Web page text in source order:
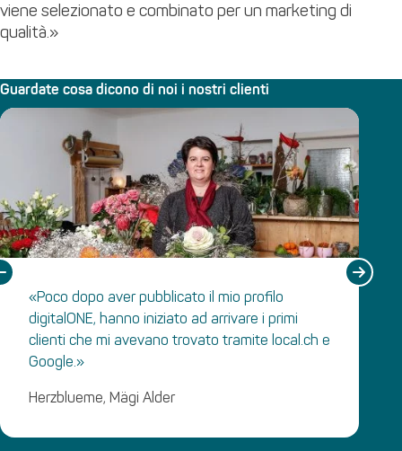
viene selezionato e combinato per un marketing di
qualità.»
Guardate cosa dicono di noi i nostri clienti
«Poco dopo aver pubblicato il mio profilo
digitalONE, hanno iniziato ad arrivare i primi
clienti che mi avevano trovato tramite local.ch e
Google.»
Herzblueme, Mägi Alder